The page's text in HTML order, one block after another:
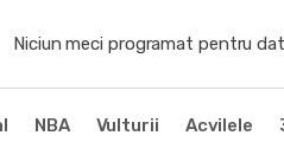
Niciun meci programat pentru
NBA Vulturii Acvilele